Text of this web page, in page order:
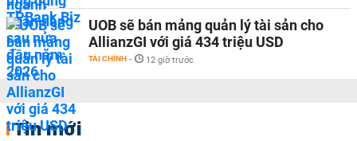
UOB sẽ bán mảng quản lý tài sản cho
AllianzGI với giá 434 triệu USD
TÀI CHÍNH - 12 giờ trước
Tin mới